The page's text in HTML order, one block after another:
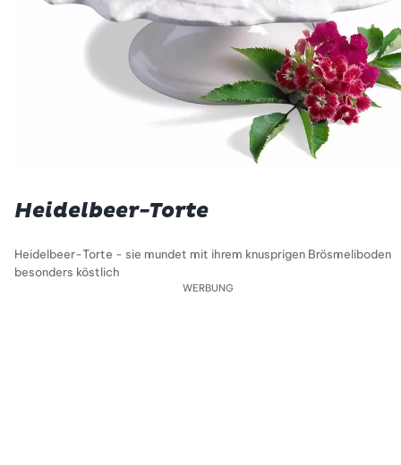
Heidelbeer-Torte
Heidelbeer-Torte - sie mundet mit ihrem knusprigen Brösmeliboden
besonders köstlich
WERBUNG